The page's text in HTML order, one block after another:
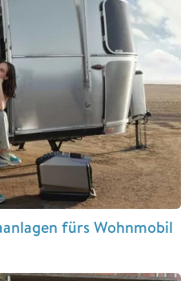
fürs Wohnmobil